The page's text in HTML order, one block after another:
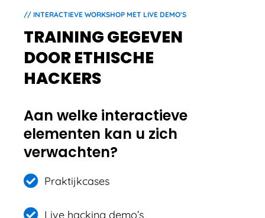
// INTERACTIEVE WORKSHOP MET LIVE DEMO'S
TRAINING GEGEVEN
DOOR ETHISCHE
HACKERS
Aan welke interactieve
elementen kan u zich
verwachten?
Praktijkcases
Live hacking demo’s